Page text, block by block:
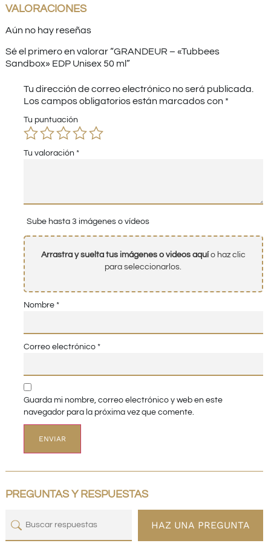
VALORACIONES
Aún no hay reseñas
Sé el primero en valorar “GRANDEUR – «Tubbees
Sandbox» EDP Unisex 50 ml”
Tu dirección de correo electrónico no será publicada.
Los campos obligatorios están marcados con *
Tu puntuación
Tu valoración *
Sube hasta 3 imágenes o vídeos
Arrastra y suelta tus imágenes o videos aquío haz clic
para seleccionarlos.
Nombre *
Correo electrónico *
Guarda mi nombre, correo electrónico y web en este
navegador para la próxima vez que comente.
PREGUNTAS Y RESPUESTAS
HAZ UNA PREGUNTA